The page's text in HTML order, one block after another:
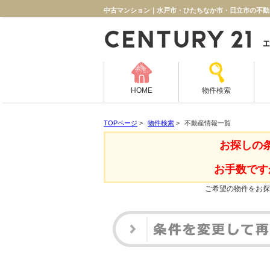
中古マンション｜水戸市・ひたちなか市・日立市の不
HOME 物件検索
TOPページ > 物件検索 > 不動産情報一覧
お探しの
お手数で
ご希望の物件をお